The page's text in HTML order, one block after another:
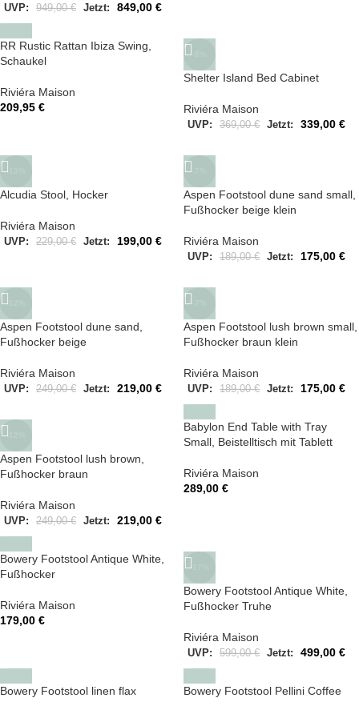
UVP: 949,00€ Jetzt: 849,00 €
RR Rustic Rattan Ibiza Swing,
Schaukel
Riviéra Maison
209,95 €
Shelter Island Bed Cabinet
Riviéra Maison
UVP: 369,00€ Jetzt: 339,00 €
-13%
Alcudia Stool, Hocker
Riviéra Maison
UVP: 229,00€ Jetzt: 199,00 €
Aspen Footstool dune sand small,
Fußhocker beige klein
Riviéra Maison
UVP: 189,00€ Jetzt: 175,00 €
-12%
Aspen Footstool dune sand,
Fußhocker beige
Riviéra Maison
UVP: 249,00€ Jetzt: 219,00 €
Aspen Footstool lush brown small,
Fußhocker braun klein
Riviéra Maison
UVP: 189,00€ Jetzt: 175,00 €
-12%
Aspen Footstool lush brown,
Fußhocker braun
Riviéra Maison
UVP: 249,00€ Jetzt: 219,00 €
Babylon End Table with Tray
Small, Beistelltisch mit Tablett
Riviéra Maison
289,00 €
Bowery Footstool Antique White,
Fußhocker
Riviéra Maison
179,00 €
-17%
Bowery Footstool Antique White,
Fußhocker Truhe
Riviéra Maison
UVP: 599,00€ Jetzt: 499,00 €
Bowery Footstool linen flax Bowery Footstool Pellini Coffee